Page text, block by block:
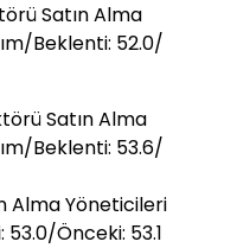
Satın Alma
Beklenti: 52.0/
Satın Alma
Beklenti: 53.6/
Alma Yöneticileri
Önceki: 53.1